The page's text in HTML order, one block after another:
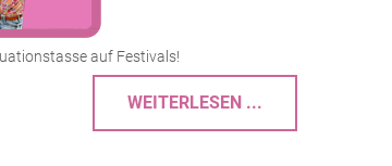
auf Festivals!
WEITERLESEN ...